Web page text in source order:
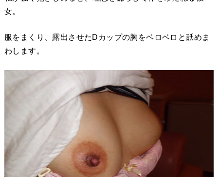
女。
服をまくり、露出させたDカップの胸をベロベロと舐めま
わします。